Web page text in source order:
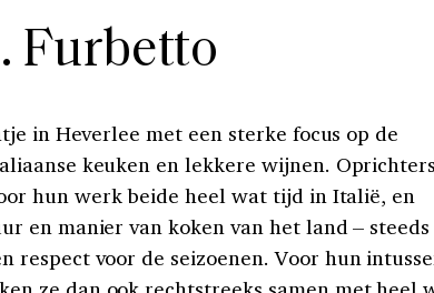
Furbetto
in Heverlee met een sterke focus op de
keuken en lekkere wijnen. Oprichters
hun werk beide heel wat tijd in Italië, en
en manier van koken van het land –
respect voor de seizoenen. Voor hun